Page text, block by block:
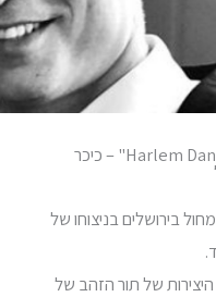
"ביג בנד האקדמיה – Harlem Dance Party" – כיכר
בירושלים בניצוחו של
של תור הזהב של